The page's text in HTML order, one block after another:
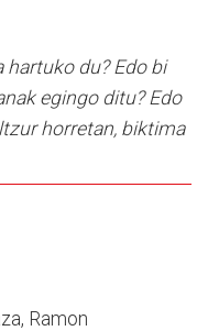
hartuko du? Edo bi
egingo ditu? Edo
horretan, biktima
Ramon